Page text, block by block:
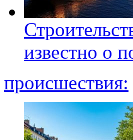
известно о
происшествия: